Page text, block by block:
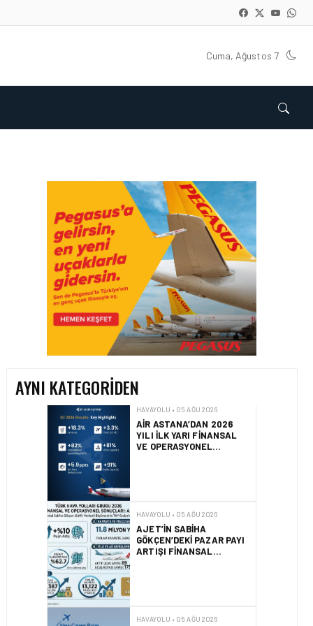
Cuma, Ağustos 7
AYNI KATEGORIDEN
HAVAYOLU • 05 AĞU 2026
CORENDON’DAN YAKIT
VERIMLILIĞI VE
SÜRDÜRÜLEBILIRLIK IÇIN
İŞ BIRLIĞI!
HAVAYOLU • 05 AĞU 2026
AIR ASTANA’DAN 2026
YILI İLK YARI FINANSAL
VE OPERASYONEL
SONUÇLARI!
AJET’IN SABIHA
GÖKÇEN’DEKI PAZAR PAYI
ARTIŞI FINANSAL
SONUÇLARI NASIL
SUNEXPRESS’TEN YENI
KARIYER WEB SITESI VE
DIJITAL İŞE ALIM
PLATFORMU!